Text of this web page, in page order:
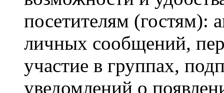
посетителям (гостям):
личных сообщений,
участие в группах,
уведомлений о